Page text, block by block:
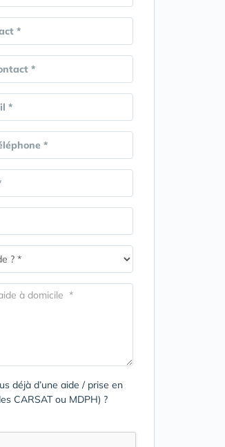
*
*
*
*
déjà d’une aide / prise en
CARSAT ou MDPH) ?